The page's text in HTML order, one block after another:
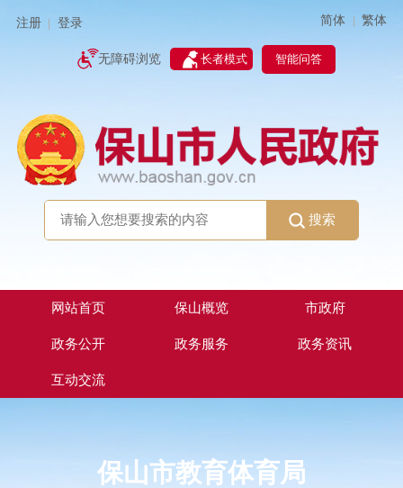
注册 登录 简体 | 繁体
无障碍浏览 长者模式 智能问答
搜索
网站首页 保山概览 市政府
政务公开 政务服务 政务资讯
互动交流
保山市教育体育局